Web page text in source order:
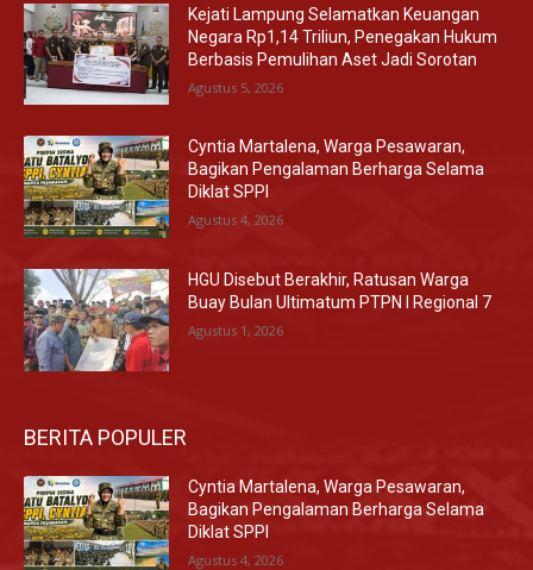
Kejati Lampung Selamatkan Keuangan
Negara Rp1,14 Triliun, Penegakan Hukum
Berbasis Pemulihan Aset Jadi Sorotan
Agustus 5, 2026
Cyntia Martalena, Warga Pesawaran,
Bagikan Pengalaman Berharga Selama
Diklat SPPI
Agustus 4, 2026
HGU Disebut Berakhir, Ratusan Warga
Buay Bulan Ultimatum PTPN I Regional 7
Agustus 1, 2026
BERITA POPULER
Cyntia Martalena, Warga Pesawaran,
Bagikan Pengalaman Berharga Selama
Diklat SPPI
Agustus 4, 2026